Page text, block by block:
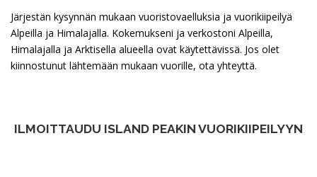
Järjestän kysynnän mukaan vuoristovaelluksia ja vuorikiipeilyä
Alpeilla ja Himalajalla. Kokemukseni ja verkostoni Alpeilla,
Himalajalla ja Arktisella alueella ovat käytettävissä. Jos olet
kiinnostunut lähtemään mukaan vuorille, ota yhteyttä.
ILMOITTAUDU ISLAND PEAKIN VUORIKIIPEILYYN